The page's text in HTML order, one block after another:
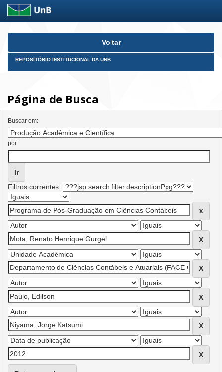
Skip
Voltar
REPOSITÓRIO INSTITUCIONAL DA UNB
Página de Busca
Buscar em:
por
Filtros correntes: